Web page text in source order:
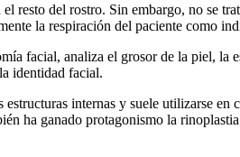
del rostro. Sin embargo, no se
la respiración del paciente como
facial, analiza el grosor de la piel, la
identidad facial.
internas y suele utilizarse
ha ganado protagonismo la